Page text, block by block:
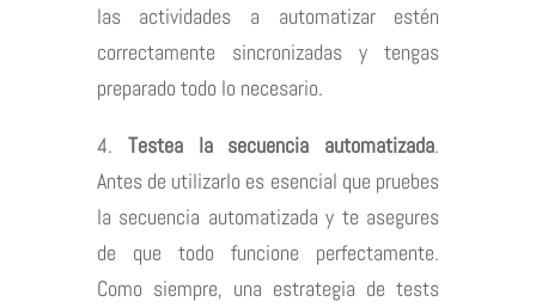
las actividades a automatizar estén
correctamente sincronizadas y tengas
preparado todo lo necesario.
4. Testea la secuencia automatizada.
Antes de utilizarlo es esencial que pruebes
la secuencia automatizada y te asegures
de que todo funcione perfectamente.
Como siempre, una estrategia de tests